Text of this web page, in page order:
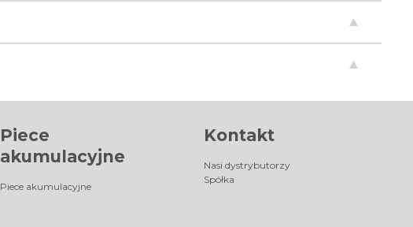
Piece
akumulacyjne
Piece akumulacyjne
Kontakt
Nasi dystrybutorzy
Spółka